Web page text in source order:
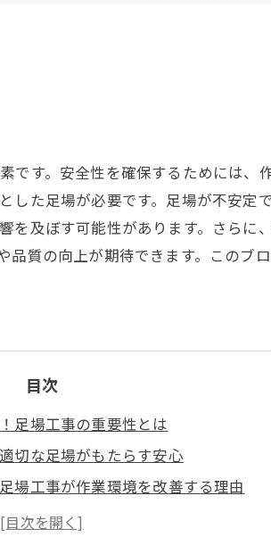
す。安全性を確保するためには、
た足場が必要です。足場が不安定
及ぼす可能性があります。さらに
質の向上が期待できます。このブ
目次
足場工事の重要性とは
切な足場がもたらす安心
場工事が作業環境を改善する理由
成功がもたらす安全と効率